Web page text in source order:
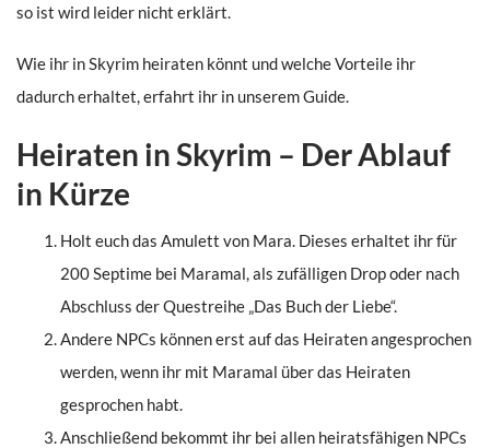
so ist wird leider nicht erklärt.
Wie ihr in Skyrim heiraten könnt und welche Vorteile ihr
dadurch erhaltet, erfahrt ihr in unserem Guide.
Heiraten in Skyrim – Der Ablauf
in Kürze
Holt euch das Amulett von Mara. Dieses erhaltet ihr für
200 Septime bei Maramal, als zufälligen Drop oder nach
Abschluss der Questreihe „Das Buch der Liebe“.
Andere NPCs können erst auf das Heiraten angesprochen
werden, wenn ihr mit Maramal über das Heiraten
gesprochen habt.
Anschließend bekommt ihr bei allen heiratsfähigen NPCs